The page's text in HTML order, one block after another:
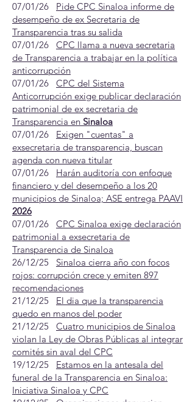
07/01/26 Pide CPC Sinaloa informe de
desempeño de ex Secretaria de
Transparencia tras su salida
07/01/26 CPC llama a nueva secretaria
de Transparencia a trabajar en la política
anticorrupción
07/01/26 CPC del Sistema
Anticorrupción exige publicar declaración
patrimonial de ex secretaria de
Transparencia en Sinaloa
07/01/26 Exigen "cuentas" a
exsecretaria de transparencia, buscan
agenda con nueva titular
07/01/26 Harán auditoría con enfoque
financiero y del desempeño a los 20
municipios de Sinaloa; ASE entrega PAAVI
2026
07/01/26 CPC Sinaloa exige declaración
patrimonial a exsecretaria de
Transparencia de Sinaloa
26/12/25 Sinaloa cierra año con focos
rojos: corrupción crece y emiten 897
recomendaciones
21/12/25 El dia que la transparencia
quedo en manos del poder
21/12/25 Cuatro municipios de Sinaloa
violan la Ley de Obras Públicas al integrar
comités sin aval del CPC
19/12/25 Estamos en la antesala del
funeral de la Transparencia en Sinaloa:
Iniciativa Sinaloa y CPC